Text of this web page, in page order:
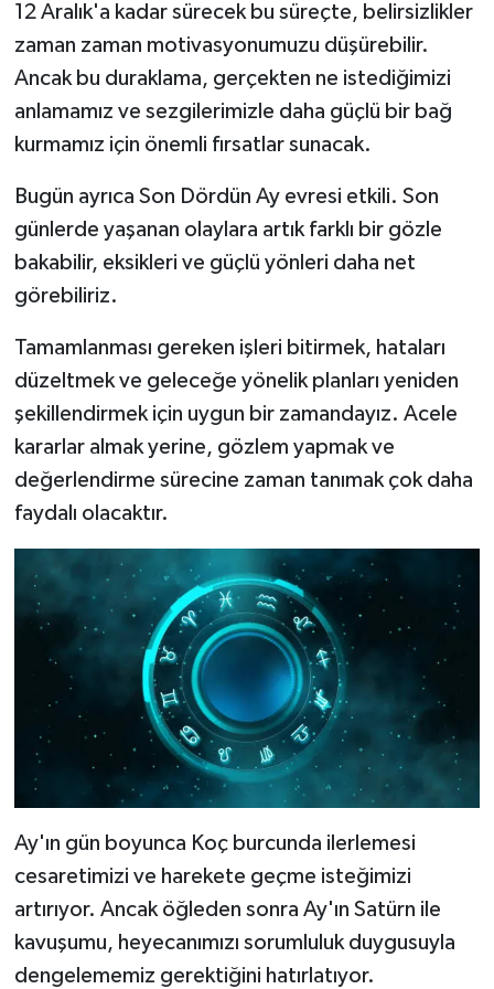
12 Aralık'a kadar sürecek bu süreçte, belirsizlikler
zaman zaman motivasyonumuzu düşürebilir.
Ancak bu duraklama, gerçekten ne istediğimizi
anlamamız ve sezgilerimizle daha güçlü bir bağ
kurmamız için önemli fırsatlar sunacak.
Bugün ayrıca Son Dördün Ay evresi etkili. Son
günlerde yaşanan olaylara artık farklı bir gözle
bakabilir, eksikleri ve güçlü yönleri daha net
görebiliriz.
Tamamlanması gereken işleri bitirmek, hataları
düzeltmek ve geleceğe yönelik planları yeniden
şekillendirmek için uygun bir zamandayız. Acele
kararlar almak yerine, gözlem yapmak ve
değerlendirme sürecine zaman tanımak çok daha
faydalı olacaktır.
Ay'ın gün boyunca Koç burcunda ilerlemesi
cesaretimizi ve harekete geçme isteğimizi
artırıyor. Ancak öğleden sonra Ay'ın Satürn ile
kavuşumu, heyecanımızı sorumluluk duygusuyla
dengelememiz gerektiğini hatırlatıyor.